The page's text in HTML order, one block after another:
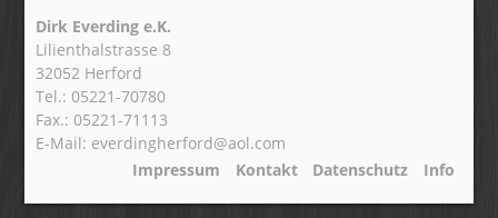
Dirk Everding e.K.
Lilienthalstrasse 8
32052 Herford
Tel.: 05221-70780
Fax.: 05221-71113
E-Mail: everdingherford@aol.com
Impressum
Kontakt Datenschutz Info